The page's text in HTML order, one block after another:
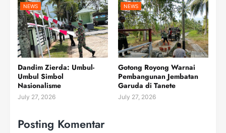
NEWS
Dandim Zierda: Umbul-
Umbul Simbol
Nasionalisme
July 27, 2026
NEWS
Gotong Royong Warnai
Pembangunan Jembatan
Garuda di Tanete
July 27, 2026
Posting Komentar